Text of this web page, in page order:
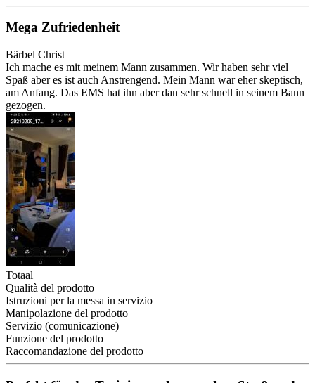
Mega Zufriedenheit
Bärbel Christ
Ich mache es mit meinem Mann zusammen. Wir haben sehr viel
Spaß aber es ist auch Anstrengend. Mein Mann war eher skeptisch,
am Anfang. Das EMS hat ihn aber dan sehr schnell in seinem Bann
gezogen.
Totaal
Qualità del prodotto
Istruzioni per la messa in servizio
Manipolazione del prodotto
Servizio (comunicazione)
Funzione del prodotto
Raccomandazione del prodotto